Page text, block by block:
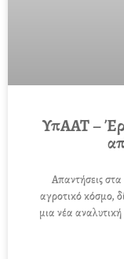
ΥπΑΑΤ –
Απαντήσεις
αγροτικό κόσμο,
μια νέα